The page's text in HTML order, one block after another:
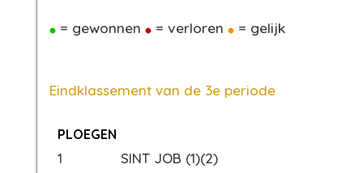
= gewonnen = verloren = gelijk
Eindklassement van de 3e periode
PLOEGEN
1
SINT JOB (1)(2)